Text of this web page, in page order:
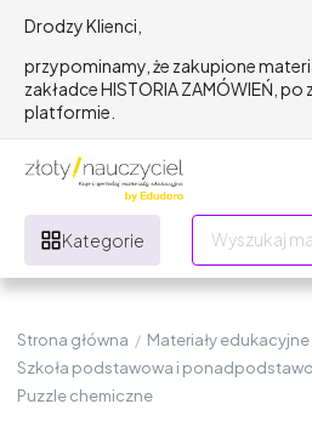
Drodzy Klienci,
przypominamy, że zakupione
zakładce HISTORIA ZAMÓWIEŃ,
platformie.
Kategorie
Strona główna / Materiały edukacyjne
Szkoła podstawowa i
Puzzle chemiczne